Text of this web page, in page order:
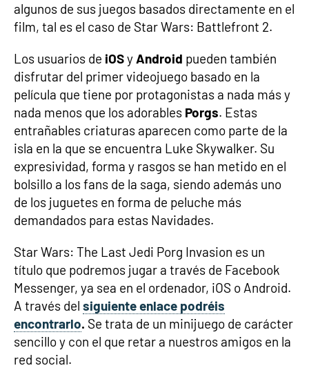
algunos de sus juegos basados directamente en el
film, tal es el caso de Star Wars: Battlefront 2.
Los usuarios de iOSy Android pueden también
disfrutar del primer videojuego basado en la
película que tiene por protagonistas a nada más y
nada menos que los adorables Porgs. Estas
entrañables criaturas aparecen como parte de la
isla en la que se encuentra Luke Skywalker. Su
expresividad, forma y rasgos se han metido en el
bolsillo a los fans de la saga, siendo además uno
de los juguetes en forma de peluche más
demandados para estas Navidades.
Star Wars: The Last Jedi Porg Invasion es un
título que podremos jugar a través de Facebook
Messenger, ya sea en el ordenador, iOS o Android.
A través del siguiente enlace podréis
encontrarlo. Se trata de un minijuego de carácter
sencillo y con el que retar a nuestros amigos en la
red social.